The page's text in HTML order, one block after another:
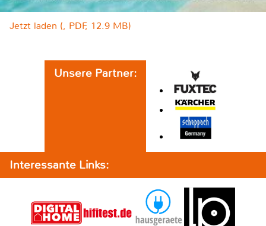
Jetzt laden (, PDF, 12.9 MB)
Unsere Partner:
Interessante Links: